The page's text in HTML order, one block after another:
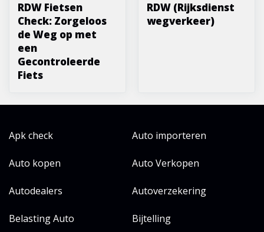
RDW Fietsen
Check: Zorgeloos
de Weg op met
een
Gecontroleerde
Fiets
RDW (Rijksdienst
wegverkeer)
Apk check Auto importeren
Auto kopen Auto Verkopen
Autodealers Autoverzekering
Belasting Auto Bijtelling